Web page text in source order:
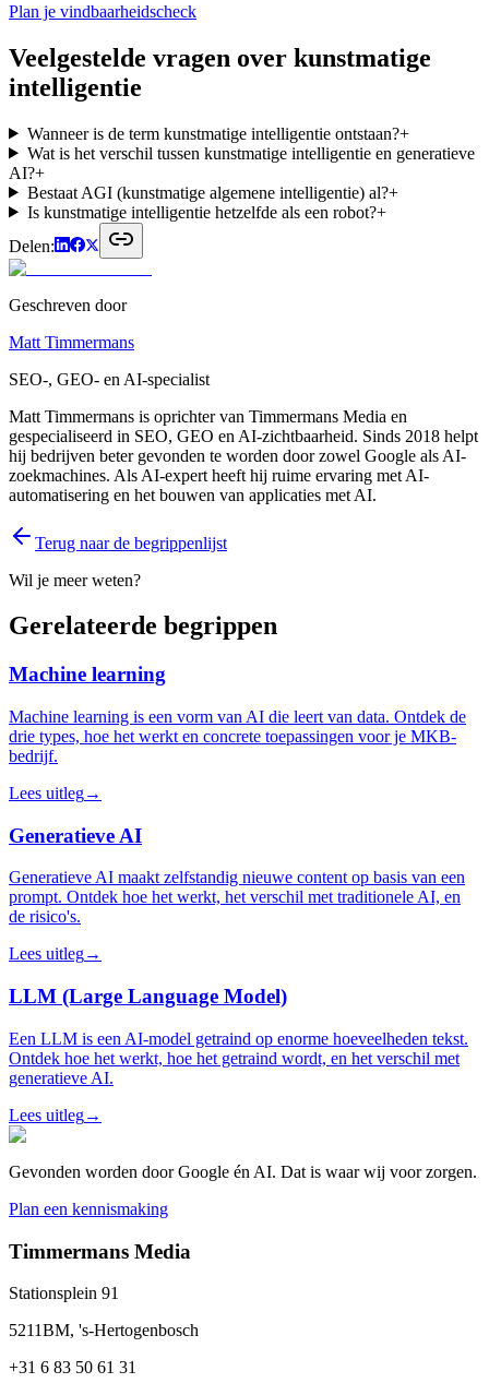
Plan je vindbaarheidscheck
Veelgestelde vragen over kunstmatige
intelligentie
Wanneer is de term kunstmatige intelligentie ontstaan?+
Wat is het verschil tussen kunstmatige intelligentie en generatieve
AI?+
Bestaat AGI (kunstmatige algemene intelligentie) al?+
Is kunstmatige intelligentie hetzelfde als een robot?+
Delen:
Geschreven door
Matt Timmermans
SEO-, GEO- en AI-specialist
Matt Timmermans is oprichter van Timmermans Media en
gespecialiseerd in SEO, GEO en AI-zichtbaarheid. Sinds 2018 helpt
hij bedrijven beter gevonden te worden door zowel Google als AI-
zoekmachines. Als AI-expert heeft hij ruime ervaring met AI-
automatisering en het bouwen van applicaties met AI.
Terug naar de begrippenlijst
Wil je meer weten?
Gerelateerde begrippen
Machine learning
Machine learning is een vorm van AI die leert van data. Ontdek de
drie types, hoe het werkt en concrete toepassingen voor je MKB-
bedrijf.
Lees uitleg→
Generatieve AI
Generatieve AI maakt zelfstandig nieuwe content op basis van een
prompt. Ontdek hoe het werkt, het verschil met traditionele AI, en
de risico's.
Lees uitleg→
LLM (Large Language Model)
Een LLM is een AI-model getraind op enorme hoeveelheden tekst.
Ontdek hoe het werkt, hoe het getraind wordt, en het verschil met
generatieve AI.
Lees uitleg→
Gevonden worden door Google én AI. Dat is waar wij voor zorgen.
Plan een kennismaking
Timmermans Media
Stationsplein 91
5211BM, 's-Hertogenbosch
+31 6 83 50 61 31